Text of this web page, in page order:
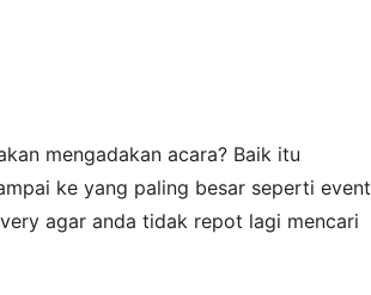
mengadakan acara? Baik itu
ke yang paling besar seperti event
agar anda tidak repot lagi mencari